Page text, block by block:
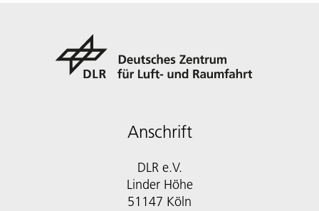
Anschrift
DLR e.V.
Linder Höhe
51147 Köln